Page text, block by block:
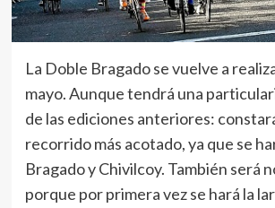
La Doble Bragado se vuelve a
mayo. Aunque tendrá una
de las ediciones anteriores:
recorrido más acotado, ya que se
Bragado y Chivilcoy. También será
porque por primera vez se hará la